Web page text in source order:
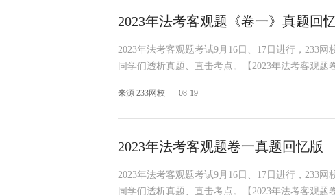
2023年法考客观题《卷一》真题回
2023年法考客观题考试9月16日、17日进行，233
同学们透析真题、直击考点。【2023年法考客观
来源 233网校 08-19
2023年法考客观题卷一真题回忆版
2023年法考客观题考试9月16日、17日进行，233
同学们透析真题、直击考点。【2023年法考客观